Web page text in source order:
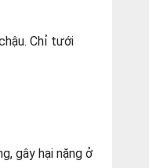
Chỉ tưới
gây hại nặng ở